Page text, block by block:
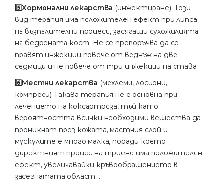
5️⃣Хормонални лекарства (инжектиране). Този
вид терапия има положителен ефект при липса
на възпалителни процеси, засягащи сухожилията
на бедрената кост. Не се препоръчва да се
правят инжекции повече от веднъж на две
седмици и не повече от три инжекции на става.
6️⃣Местни лекарства (мехлеми, лосиони,
компреси) Такава терапия не е основна при
лечението на коксартроза, тъй като
вероятността всички необходими вещества да
проникнат през кожата, мастния слой и
мускулите е много малка, поради което
директният процес на триене има положителен
ефект, увеличавайки кръвообращението в
засегнатата област. .